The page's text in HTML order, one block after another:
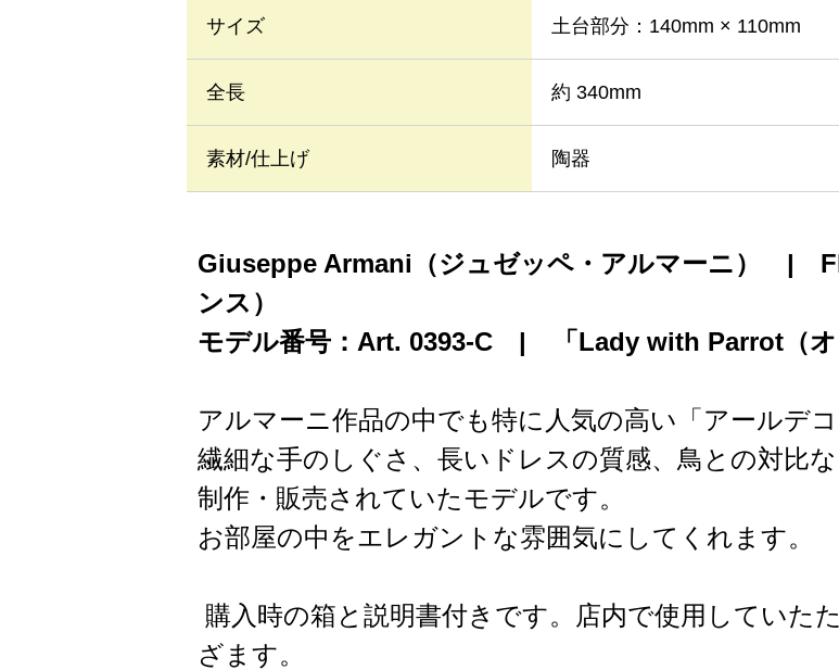
サイズ 土台部分：140mm × 110mm
全長 約 340mm
素材/仕上げ 陶器
Giuseppe Armani（ジュゼッペ・アルマーニ） |
ンス）
モデル番号：Art. 0393-C | 「Lady with Parrot（オ
アルマーニ作品の中でも特に人気の高い「アールデ
繊細な手のしぐさ、長いドレスの質感、鳥との対比
制作・販売されていたモデルです。
お部屋の中をエレガントな雰囲気にしてくれます。
購入時の箱と説明書付きです。店内で使用していた
ざます。